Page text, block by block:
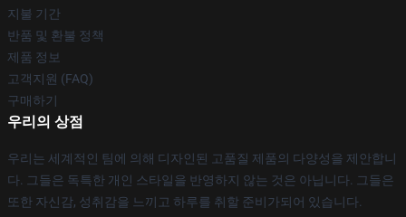
지불 기간
반품 및 환불 정책
제품 정보
고객지원 (FAQ)
구매하기
우리의 상점
우리는 세계적인 팀에 의해 디자인된 고품질 제품의 다양성을 제안합니
다. 그들은 독특한 개인 스타일을 반영하지 않는 것은 아닙니다. 그들은
또한 자신감, 성취감을 느끼고 하루를 취할 준비가되어 있습니다.